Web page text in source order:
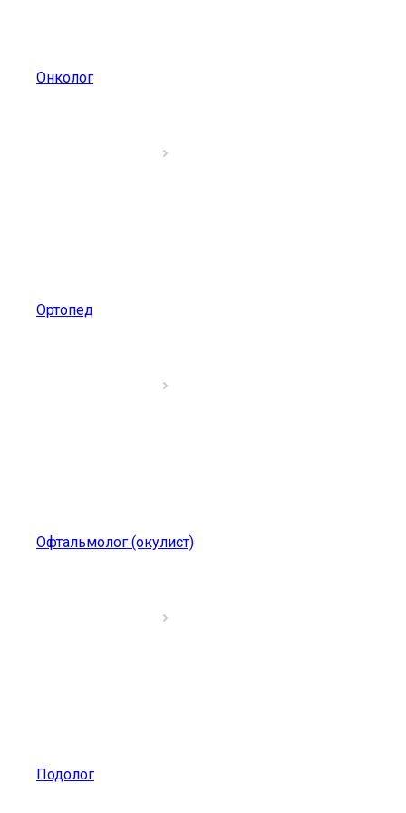
Онколог
Ортопед
Офтальмолог (окулист)
Подолог